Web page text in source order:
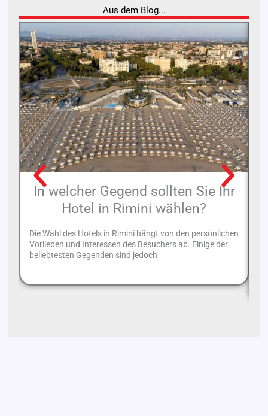
Aus dem Blog...
In welcher Gegend sollten Sie Ihr
Hotel in Rimini wählen?
Die Wahl des Hotels in Rimini hängt von den persönlichen
Vorlieben und Interessen des Besuchers ab. Einige der
beliebtesten Gegenden sind jedoch